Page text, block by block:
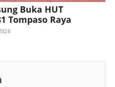
Buka HUT
Tompaso Raya